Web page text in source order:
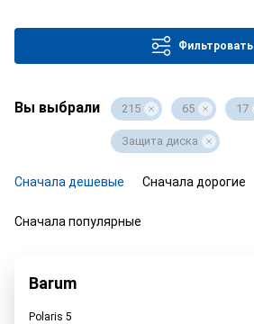
Фильтровать
Вы выбрали 215 65 17
Защита диска
Сначала дешевые Сначала дорогие
Сначала популярные
Barum
Polaris 5